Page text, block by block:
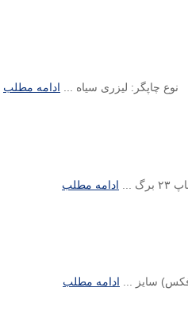
ادامه مطلب
ادامه مطلب
ادامه مطلب